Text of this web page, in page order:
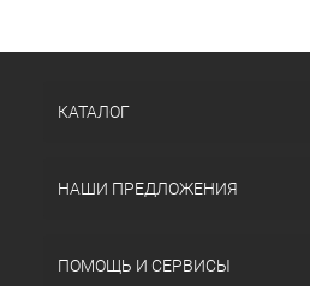
КАТАЛОГ
НАШИ ПРЕДЛОЖЕНИЯ
ПОМОЩЬ И СЕРВИСЫ